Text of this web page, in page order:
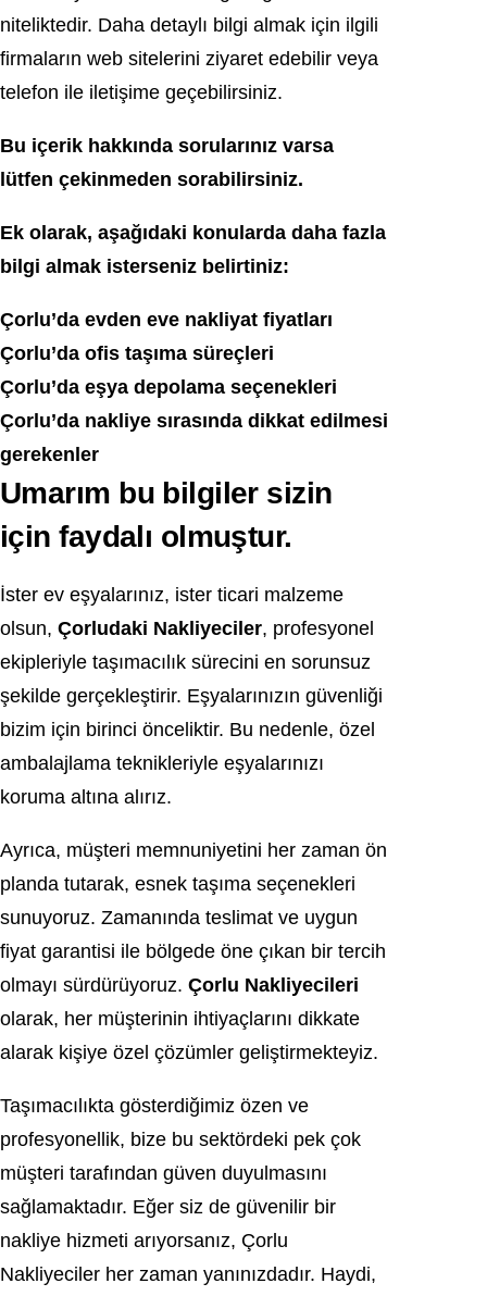
niteliktedir. Daha detaylı bilgi almak için ilgili
firmaların web sitelerini ziyaret edebilir veya
telefon ile iletişime geçebilirsiniz.
Bu içerik hakkında sorularınız varsa
lütfen çekinmeden sorabilirsiniz.
Ek olarak, aşağıdaki konularda daha fazla
bilgi almak isterseniz belirtiniz:
Çorlu’da evden eve nakliyat fiyatları
Çorlu’da ofis taşıma süreçleri
Çorlu’da eşya depolama seçenekleri
Çorlu’da nakliye sırasında dikkat edilmesi
gerekenler
Umarım bu bilgiler sizin
için faydalı olmuştur.
İster ev eşyalarınız, ister ticari malzeme
olsun, Çorludaki Nakliyeciler, profesyonel
ekipleriyle taşımacılık sürecini en sorunsuz
şekilde gerçekleştirir. Eşyalarınızın güvenliği
bizim için birinci önceliktir. Bu nedenle, özel
ambalajlama teknikleriyle eşyalarınızı
koruma altına alırız.
Ayrıca, müşteri memnuniyetini her zaman ön
planda tutarak, esnek taşıma seçenekleri
sunuyoruz. Zamanında teslimat ve uygun
fiyat garantisi ile bölgede öne çıkan bir tercih
olmayı sürdürüyoruz. Çorlu Nakliyecileri
olarak, her müşterinin ihtiyaçlarını dikkate
alarak kişiye özel çözümler geliştirmekteyiz.
Taşımacılıkta gösterdiğimiz özen ve
profesyonellik, bize bu sektördeki pek çok
müşteri tarafından güven duyulmasını
sağlamaktadır. Eğer siz de güvenilir bir
nakliye hizmeti arıyorsanız, Çorlu
Nakliyeciler her zaman yanınızdadır. Haydi,